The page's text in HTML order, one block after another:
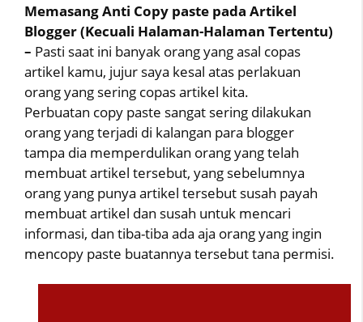
Memasang Anti Copy paste pada Artikel
Blogger (Kecuali Halaman-Halaman Tertentu)
– Pasti saat ini banyak orang yang asal copas
artikel kamu, jujur saya kesal atas perlakuan
orang yang sering copas artikel kita.
Perbuatan copy paste sangat sering dilakukan
orang yang terjadi di kalangan para blogger
tampa dia memperdulikan orang yang telah
membuat artikel tersebut, yang sebelumnya
orang yang punya artikel tersebut susah payah
membuat artikel dan susah untuk mencari
informasi, dan tiba-tiba ada aja orang yang ingin
mencopy paste buatannya tersebut tana permisi.